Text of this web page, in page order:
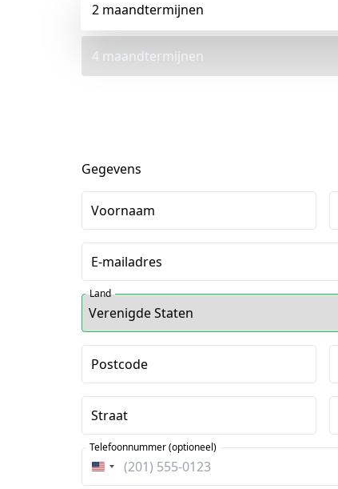
2 maandtermijnen
4 maandtermijnen
Gegevens
Voornaam
E-mailadres
Land
Postcode
Straat
Verenigde
Telefoonnummer (optioneel)